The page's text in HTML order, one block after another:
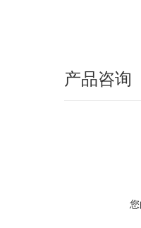
产品咨询